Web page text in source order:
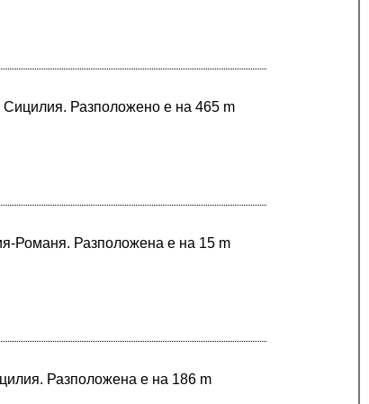
Разположено е на 465 m
Романя. Разположена е на 15 m
Разположена е на 186 m